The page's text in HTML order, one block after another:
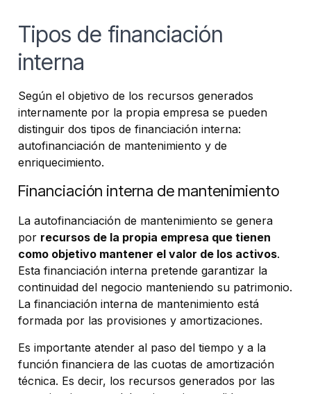
Tipos de financiación
interna
Según el objetivo de los recursos generados
internamente por la propia empresa se pueden
distinguir dos tipos de financiación interna:
autofinanciación de mantenimiento y de
enriquecimiento.
Financiación interna de mantenimiento
La autofinanciación de mantenimiento se genera
por recursos de la propia empresa que tienen
como objetivo mantener el valor de los activos.
Esta financiación interna pretende garantizar la
continuidad del negocio manteniendo su patrimonio.
La financiación interna de mantenimiento está
formada por las provisiones y amortizaciones.
Es importante atender al paso del tiempo y a la
función financiera de las cuotas de amortización
técnica. Es decir, los recursos generados por las